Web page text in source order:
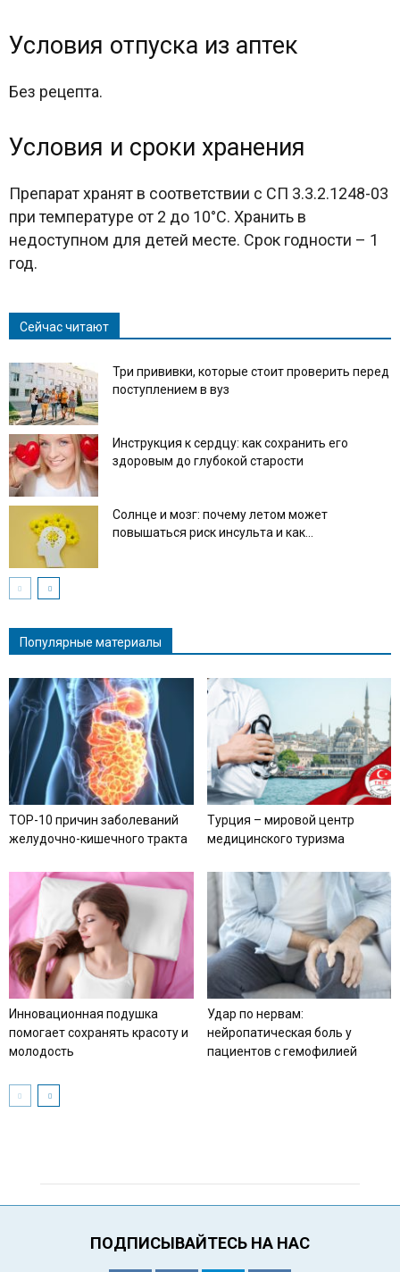
Условия отпуска из аптек
Без рецепта.
Условия и сроки хранения
Препарат хранят в соответствии с СП 3.3.2.1248-03
при температуре от 2 до 10°С. Хранить в
недоступном для детей месте. Срок годности – 1
год.
Сейчас читают
Три прививки, которые стоит проверить перед
поступлением в вуз
Инструкция к сердцу: как сохранить его
здоровым до глубокой старости
Солнце и мозг: почему летом может
повышаться риск инсульта и как...
Популярные материалы
TOP-10 причин заболеваний
желудочно-кишечного тракта
Турция – мировой центр
медицинского туризма
Инновационная подушка
помогает сохранять красоту и
молодость
Удар по нервам:
нейропатическая боль у
пациентов с гемофилией
ПОДПИСЫВАЙТЕСЬ НА НАС